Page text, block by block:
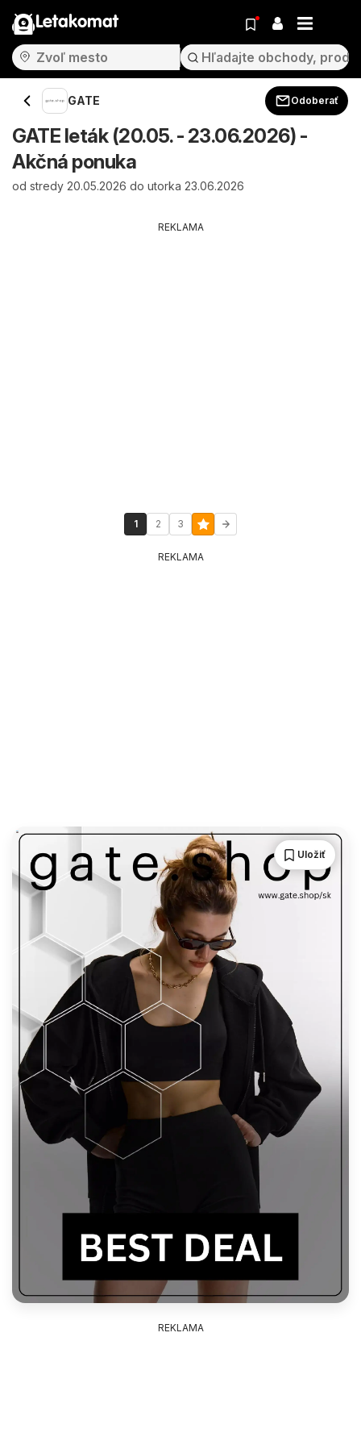
Letakomat
GATE Odoberať
GATE leták (20.05. - 23.06.2026) -
Akčná ponuka
od stredy 20.05.2026 do utorka 23.06.2026
REKLAMA
1 2 3
REKLAMA
Uložiť
REKLAMA